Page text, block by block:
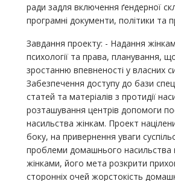
ради задля включення ґендерної
програмні документи, політики та
Завдання проекту: - Надання жінкам
психології та права, планування,
зростанню впевненості у власних
Забезпечення доступу до бази
статей та матеріалів з протидії
розташування центрів допомоги
насильства жінкам. Проект
боку, на привернення уваги
проблеми домашнього насильства
жінками, його мета розкрити
сторонніх очей жорстокість